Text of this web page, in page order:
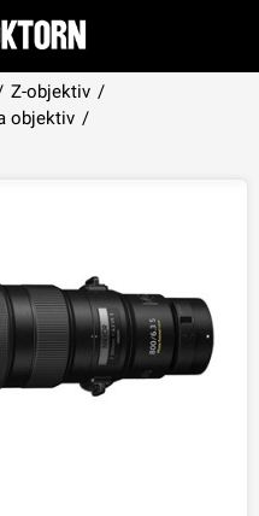
Z-objektiv /
objektiv /
i din varukorg